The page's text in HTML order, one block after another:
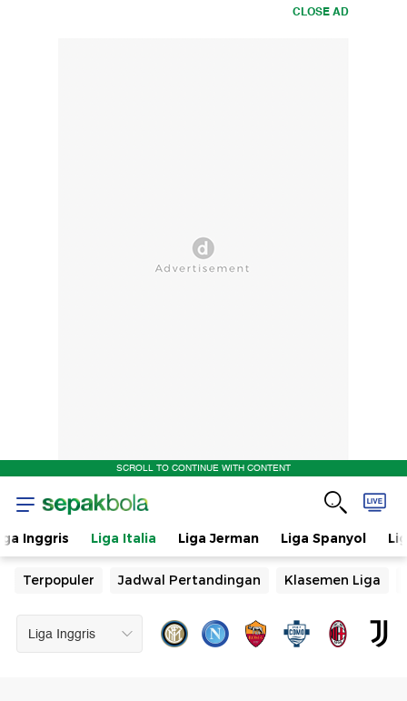
CLOSE AD
SCROLL TO CONTINUE WITH CONTENT
Inggris Liga Italia Liga Jerman Liga Spanyol
Terpopuler Jadwal Pertandingan Klasemen Liga